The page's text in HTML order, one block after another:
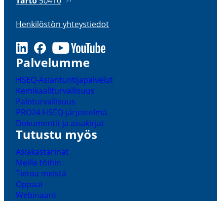
Henki­löstön yhteys­tiedot
LinkedInFacebook
Youtube
Palve­lumme
HSEQ-​Asiantuntijapalvelut
Kemikaa­li­tur­val­lisuus
Palotur­val­lisuus
PRO24 HSEQ-​järjestelmä
Dokumentit ja asiakirjat
Tutustu myös
Asiakas­ta­rinat
Meille töihin
Tietoa meistä
Oppaat
Webinaarit